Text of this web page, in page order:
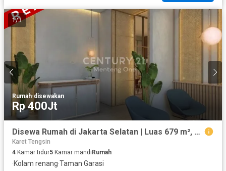
1/3
Rumah·disewakan
Rp 400Jt
Disewa Rumah di Jakarta Selatan | Luas 679 m², Swimming Pool, Taman Luas, 4 Carport – Cocok untuk Usaha | Rp 400 Juta/Tahun
Karet Tengsin
4 Kamar tidur5 Kamar mandi Rumah
·Kolam renang·Taman·Garasi